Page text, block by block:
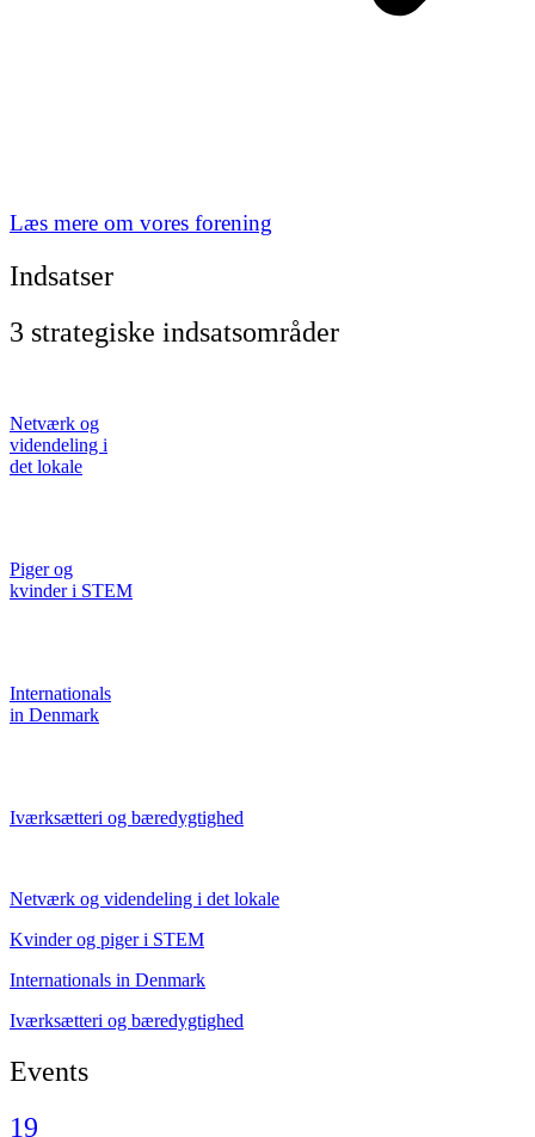
Læs mere om vores forening
Indsatser
3 strategiske indsatsområder
Netværk og
videndeling i
det lokale
Piger og
kvinder i STEM
Internationals
in Denmark
Iværksætteri og bæredygtighed
Netværk og videndeling i det lokale
Kvinder og piger i STEM
Internationals in Denmark
Iværksætteri og bæredygtighed
Events
19